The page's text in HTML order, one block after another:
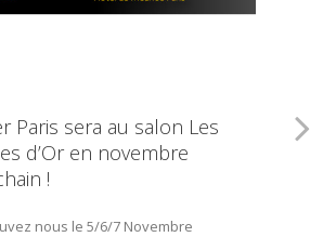
Paris sera au salon Les
d’Or en novembre
!
nous le 5/6/7 Novembre